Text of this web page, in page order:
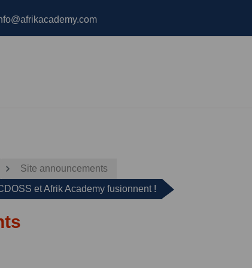
Site announcements
et Afrik Academy fusionnent !